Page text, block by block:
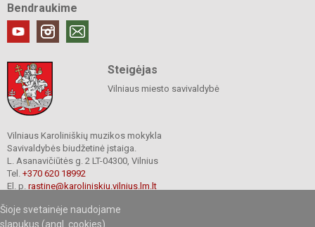
Šioje svetainėje naudojame
slapukus (angl. cookies).
Bendraukime
Steigėjas
Vilniaus miesto savivaldybė
Vilniaus Karoliniškių muzikos mokykla
Savivaldybės biudžetinė įstaiga.
L. Asanavičiūtės g. 2 LT-04300, Vilnius
Tel. +370 620 18992
El. p. rastine@karoliniskiu.vilnius.lm.lt
Juridinių asmenų registre
Įmonės kodas 191662566